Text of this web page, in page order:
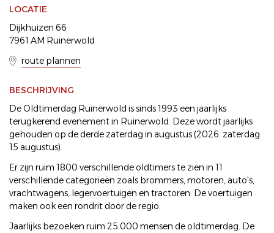
LOCATIE
Dijkhuizen 66
7961 AM Ruinerwold
route plannen
BESCHRIJVING
De Oldtimerdag Ruinerwold is sinds 1993 een jaarlijks
terugkerend evenement in Ruinerwold. Deze wordt jaarlijks
gehouden op de derde zaterdag in augustus (2026: zaterdag
15 augustus).
Er zijn ruim 1800 verschillende oldtimers te zien in 11
verschillende categorieën zoals brommers, motoren, auto's,
vrachtwagens, legervoertuigen en tractoren. De voertuigen
maken ook een rondrit door de regio.
Jaarlijks bezoeken ruim 25.000 mensen de oldtimerdag. De